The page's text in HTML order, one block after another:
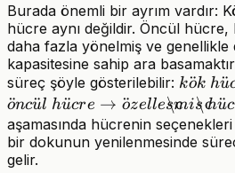
Burada önemli bir ayrım vardır:
hücre aynı değildir. Öncül
daha fazla yönelmiş ve genellikle
kapasitesine sahip ara
süreç şöyle gösterilebilir: kök\
öncül\
hücre
ko
¨k hu
¨
o
¨ncu
¨l hu
¨cre → o
¨zelles
\cmis
\chu
¨
aşamasında hücrenin
bir dokunun yenilenmesinde
gelir.